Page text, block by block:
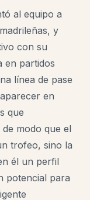
al equipo a
y
con su
en partidos
línea de pase
en
que
modo que el
trofeo, sino la
él un perfil
potencial para